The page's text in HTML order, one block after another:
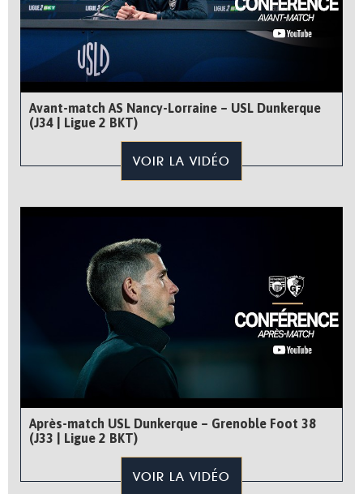
Avant-match AS Nancy-Lorraine – USL Dunkerque
(J34 | Ligue 2 BKT)
VOIR LA VIDÉO
Après-match USL Dunkerque – Grenoble Foot 38
(J33 | Ligue 2 BKT)
VOIR LA VIDÉO